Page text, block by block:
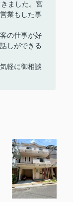
ました。宮
業もした事
の仕事が好
しができる
軽に御相談